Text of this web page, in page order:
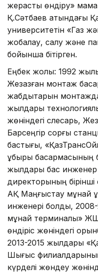
жерасты өндіру»
Қ.Сәтбаев атындағы
университетін «Газ
жобалау, салу және
бойынша бітірген.
Еңбек жолы: 1992
Жезқазған монтаж
жабдықтарын
жылдары
жөніндегі слесарь,
Барсеңгір сорғы
бастығы,
құбыры
жылдары бас
директорының
АҚ Маңғыстау мұнай
инженері болды,
мұнай терминалы»
өндіріс жөніндегі
2013-2015 жылдары
Шығыс
күрделі жөндеу